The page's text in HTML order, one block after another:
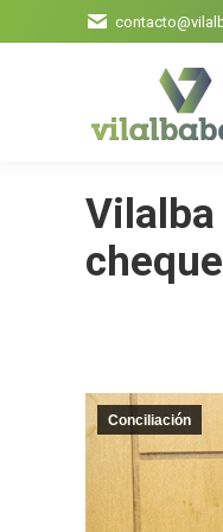
Conciliación